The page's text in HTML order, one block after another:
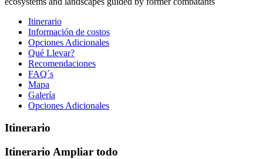
Itinerario
Información de costos
Opciones Adicionales
Qué Llevar?
Recomendaciones
FAQ´s
Mapa
Galería
Opciones Adicionales
Itinerario
Itinerario Ampliar todo